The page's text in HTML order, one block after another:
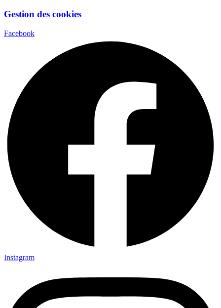
Gestion des cookies
Facebook
Instagram